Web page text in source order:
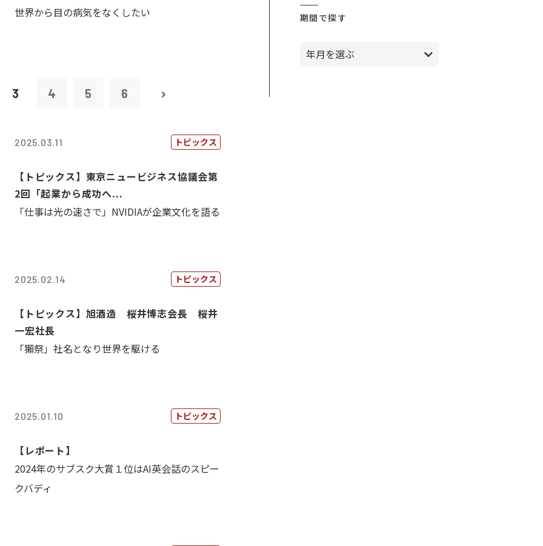
世界から目の病気をなくしたい
3 4 5 6
2025.03.11 トピックス
【トピックス】東京ニュービジネス協議会第
2回「起業から成功へ...
「仕事は光の速さで」NVIDIAが企業文化を語る
2025.02.14 トピックス
【トピックス】旭酒造 桜井博志会長 桜井
一宏社長
「獺祭」社名となり世界を駆ける
2025.01.10 トピックス
【レポート】
2024年のサブスク大賞１位はAI英会話のスピー
クバディ
期間で探す
年月を選ぶ